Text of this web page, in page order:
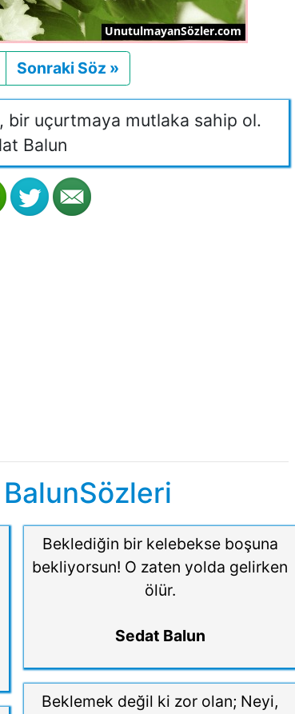
Önceki
Sonraki Söz »
bir uçurtmaya mutlaka sahip ol.
Balun
Beklediğin bir kelebekse boşuna
bekliyorsun! O zaten yolda gelirken
ölür.
Sedat Balun
Beklemek değil ki zor olan; Neyi,